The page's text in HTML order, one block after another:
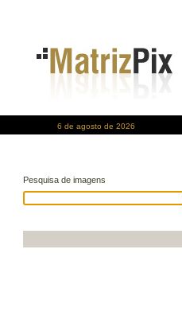
6 de agosto de 2026
Pesquisa de imagens